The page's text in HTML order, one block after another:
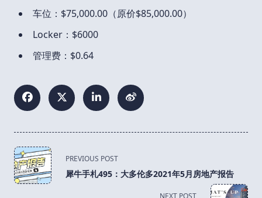
车位：$75,000.00（原价$85,000.00）
Locker：$6000
管理费：$0.64
<span
class="nav-
subtitle
PREVIOUS POST
犀牛手札495：大多伦多2021年5月房地产报告
NEXT POST